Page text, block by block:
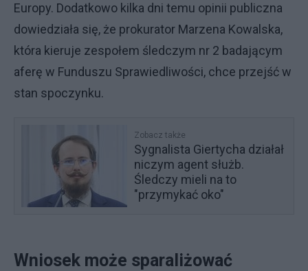
Europy. Dodatkowo kilka dni temu opinii publiczna
dowiedziała się, że prokurator Marzena Kowalska,
która kieruje zespołem śledczym nr 2 badającym
aferę w Funduszu Sprawiedliwości, chce przejść w
stan spoczynku.
Zobacz także
Sygnalista Giertycha działał
niczym agent służb.
Śledczy mieli na to
"przymykać oko"
Wniosek może sparaliżować